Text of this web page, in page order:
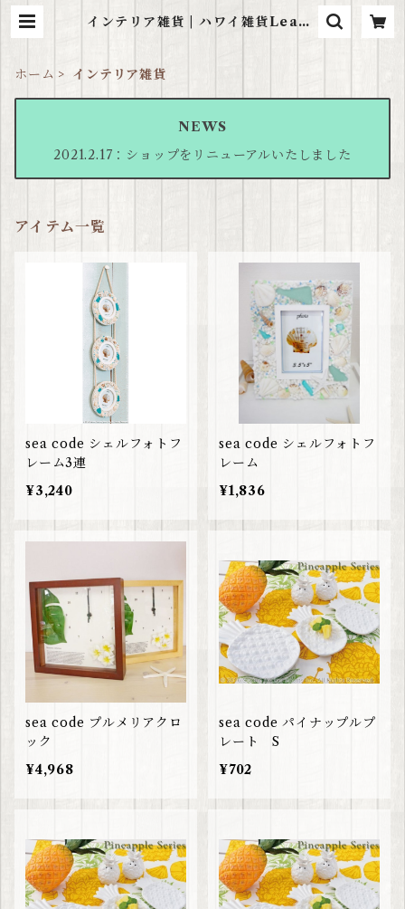
インテリア雑貨 | ハワイ雑貨LeaLe
ホーム インテリア雑貨
NEWS
2021.2.17：ショップをリニューアルいたしました
アイテム一覧
sea code シェルフォトフ
レーム3連
¥3,240
sea code シェルフォトフ
レーム
¥1,836
sea code プルメリアクロ
ック
¥4,968
sea code パイナップルプ
レート S
¥702